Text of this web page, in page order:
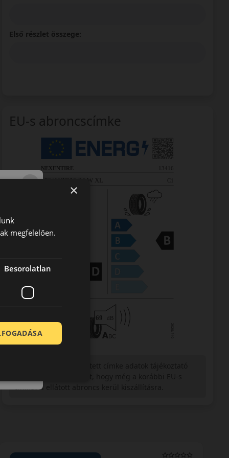
Első részlet összege:
EU-s abroncscímke
címkével ellátott abroncs kerül kiszállításra.
×
megfelelően.
Besorolatlan